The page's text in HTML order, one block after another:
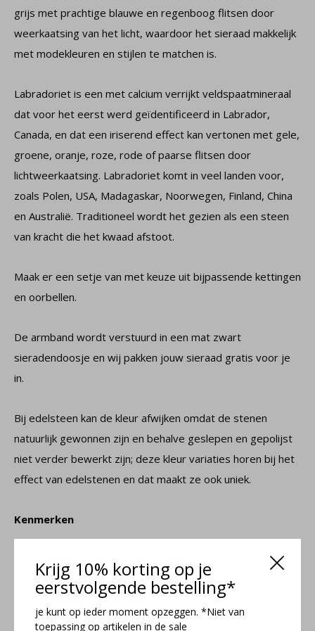
Krijg 10% korting op je
eerstvolgende bestelling*
je kunt op ieder moment opzeggen. *Niet van
toepassing op artikelen in de sale
grijs met prachtige blauwe en regenboog flitsen door
weerkaatsing van het licht, waardoor het sieraad makkelijk
met modekleuren en stijlen te matchen is.
Labradoriet is een met calcium verrijkt veldspaatmineraal
dat voor het eerst werd geïdentificeerd in Labrador,
Canada, en dat een iriserend effect kan vertonen met gele,
groene, oranje, roze, rode of paarse flitsen door
lichtweerkaatsing. Labradoriet komt in veel landen voor,
zoals Polen, USA, Madagaskar, Noorwegen, Finland, China
en Australië. Traditioneel wordt het gezien als een steen
van kracht die het kwaad afstoot.
Maak er een setje van met keuze uit bijpassende kettingen
en oorbellen.
De armband wordt verstuurd in een mat zwart
sieradendoosje en wij pakken jouw sieraad gratis voor je
in.
Bij edelsteen kan de kleur afwijken omdat de stenen
natuurlijk gewonnen zijn en behalve geslepen en gepolijst
niet verder bewerkt zijn; deze kleur variaties horen bij het
effect van edelstenen en dat maakt ze ook uniek.
Kenmerken
Lengte armband: 16,5 - 20 cm
Breedte schakelketting: 1 mm
Afmeting steen: 4 mm
Kleur steen: grijs